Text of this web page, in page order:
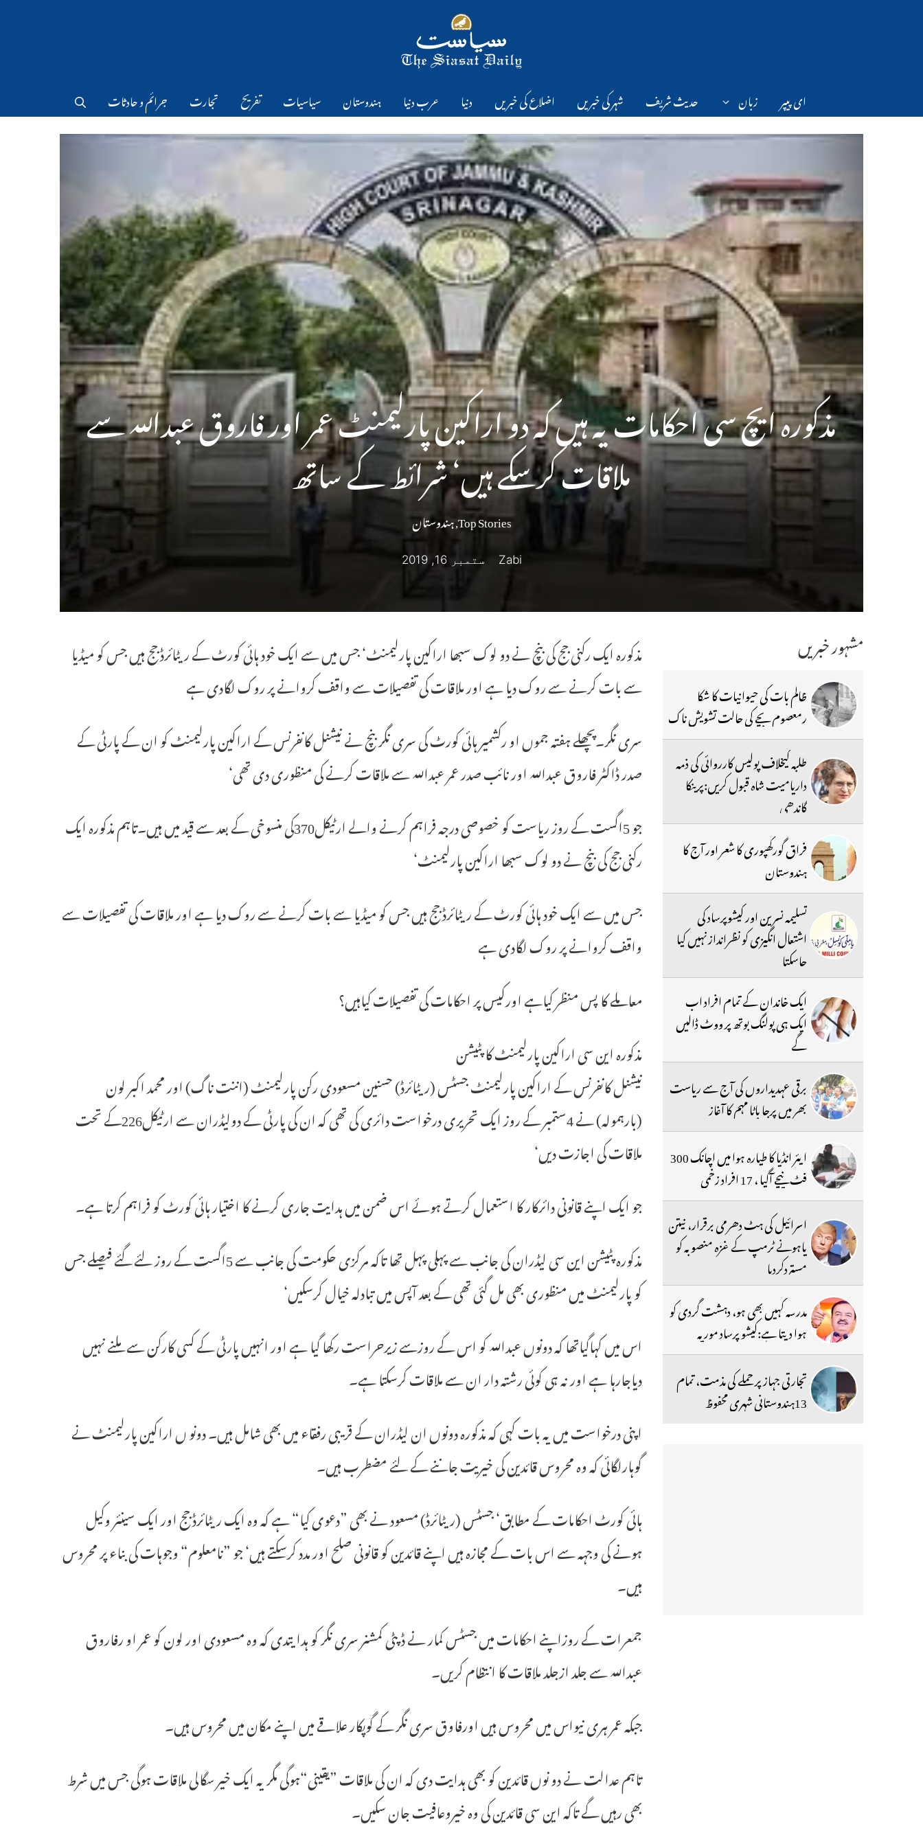
ای پیپر زبان حدیث شریف شہر کی خبریں اضلاع کی خبریں دنیا عرب دنیا ہندوستان سیاسیات تفریح تجارت جرائم و حادثات
مذکورہ ایچ سی احکامات یہ ہیں کہ دو اراکین پارلیمنٹ عمر اور فاروق عبداللہ سے
ملاقات کرسکے ہیں‘ شرائط کے ساتھ
Top Stories
,ہندوستان
Zabi ستمبر 16, 2019
مذکورہ ایک رکنی جج کی بنچ نے دو لوک سبھا اراکین پارلیمنٹ‘ جس میں سے ایک خود ہائی کورٹ کے ریٹائرڈ جج ہیں جس کو میڈیا
سے بات کرنے سے روک دیا ہے اور ملاقات کی تفصیلات سے واقف کروانے پر روک لگادی ہے
سری نگر۔پچھلے ہفتہ جموں او رکشمیر ہائی کورٹ کی سری نگر بنچ نے نیشنل کانفرنس کے اراکین پارلیمنٹ کو ان کے پارٹی کے
صدر ڈاکٹر فاروق عبداللہ اور نائب صدر عمر عبداللہ سے ملاقات کرنے کی منظوری دی تھی‘
جو 5اگست کے روز ریاست کو خصوصی درجہ فراہم کرنے والے ارٹیکل370کی منسوخی کے بعد سے قید میں ہیں۔تاہم مذکورہ ایک
رکنی جج کی بنچ نے دو لوک سبھا اراکین پارلیمنٹ‘
جس میں سے ایک خود ہائی کورٹ کے ریٹائرڈ جج ہیں جس کو میڈیا سے بات کرنے سے روک دیا ہے اور ملاقات کی تفصیلات سے
واقف کروانے پر روک لگادی ہے
معاملے کا پس منظر کیاہے اورکیس پر احکامات کی تفصیلات کیاہیں؟
مذکورہ این سی اراکین پارلیمنٹ کاپٹیشن
نیشنل کانفرنس کے اراکین پارلیمنٹ جسٹس (ریٹائرڈ) حسنین مسعودی رکن پارلیمنٹ (اننت ناگ) اور محمد اکبر لون
(بارہمولہ) نے 4ستمبر کے روز ایک تحریری درخواست دائری کی تھی کہ ان کی پارٹی کے دولیڈران سے ارٹیکل226کے تحت
ملاقات کی اجازت دیں‘
جو ایک اپنے قانونی دائرکار کا استعمال کرتے ہوئے اس ضمن میں ہدایت جاری کرنے کا اختیار ہائی کورٹ کو فراہم کرتا ہے۔
مذکورہ پٹیشن این سی لیڈران کی جانب سے پہلی پہل تھا تاکہ مرکزی حکومت کی جانب سے 5اگست کے روز لئے گئے فیصلے جس
کو پارلیمنٹ میں منظوری بھی مل گئی تھی کے بعد آپس میں تبادلہ خیال کرسکیں‘
اس میں کہاگیاتھا کہ دونوں عبداللہ کو اس کے روزسے زیرحراست رکھا گیا ہے اور انہیں پارٹی کے کسی کارکن سے ملنے نہیں
دیاجارہا ہے اور نہ ہی کوئی رشتہ دار ان سے ملاقات کرسکتا ہے۔
اپنی درخواست میں یہ بات کہی کہ مذکورہ دونوں ان لیڈران کے قریبی رفقاء میں بھی شامل ہیں۔ دونو ں اراکین پارلیمنٹ نے
گوہارلگائی کہ وہ محروس قائدین کی خیریت جاننے کے لئے مضطرب ہیں۔
ہائی کورٹ احکامات کے مطابق‘ جسٹس (ریٹائرڈ) مسعود نے بھی ”دعوی کیا“ ہے کہ وہ ایک ریٹائرڈ جج اور ایک سینئر وکیل
ہونے کی وجہہ سے اس بات کے مجازہ ہیں اپنے قائدین کو قانونی صلح اور مدد کرسکتے ہیں‘ جو ”نامعلوم“ وجوہات کی بناء پر محروس
ہیں۔
جمعرات کے روزاپنے احکامات میں جسٹس کمار نے ڈپٹی کمشنر سری نگر کو ہدایتدی کہ وہ مسعودی اور لون کو عمر او رفاروق
عبداللہ سے جلد ازجلد ملاقات کا انتظام کریں۔
جبکہ عمر ہری نیواس میں محروس ہیں اورفاوق سری نگر کے گوپکار علاقے میں اپنے مکان میں محروس ہیں۔
تاہم عدالت نے دو نوں قائدین کو بھی ہدایت دی کہ ان کی ملاقات ”یقینی“ہوگی مگر یہ ایک خیر سگالی ملاقات ہوگی جس میں شرط
بھی رہیں گے تاکہ این سی قائدین کی وہ خیروعافیت جان سکیں۔
مشہور خبریں
ظالم بات کی حیوانیات کا شکا
رمعصوم بچے کی حالت تشویش ناک
طلبہ کیخلاف پولیس کارروائی کی ذمہ
داریامیت شاہ قبول کریں:پرینکا
گاندھی
فراق گورکھپوری کا شعر اور آج کا
ہندوستان
تسلیمہ نسرین اور کیشوپرساد کی
اشتعال انگیزی کو نظرانداز نہیں کیا
جاسکتا
ایک خاندان کے تمام افراد اب
ایک ہی پولنگ بوتھ پر ووٹ ڈالیں
گے
برقی عہدیداروں کی آج سے ریاست
بھر میں پرجا باٹا مہم کا آغاز
ایئر انڈیا کا طیارہ ہوا میں اچانک 300
فٹ نیچے آگیا ، 17 افراد زخمی
اسرائیل کی ہٹ دھرمی برقرار، نیتن
یاہونے ٹرمپ کے غزہ منصوبہ کو
مستردکردیا
مدرسہ کہیں بھی ہو، دہشت گردی کو
ہوا دیتا ہے:کیشو پرساد موریہ
تجارتی جہاز پر حملے کی مذمت، تمام
13ہندوستانی شہری محفوظ